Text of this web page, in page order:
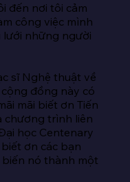
đến nơi tôi cảm
công việc mình
lưới những người
sĩ Nghệ thuật về
đồng này có
mãi biết ơn Tiến
chương trình liên
học Centenary
ơn các bạn
biến nó thành một